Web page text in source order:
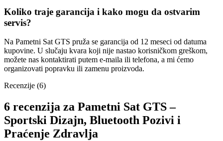
Koliko traje garancija i kako mogu da ostvarim
servis?
Na Pametni Sat GTS pruža se garancija od 12 meseci od datuma
kupovine. U slučaju kvara koji nije nastao korisničkom greškom,
možete nas kontaktirati putem e-maila ili telefona, a mi ćemo
organizovati popravku ili zamenu proizvoda.
Recenzije (6)
6 recenzija za Pametni Sat GTS –
Sportski Dizajn, Bluetooth Pozivi i
Praćenje Zdravlja